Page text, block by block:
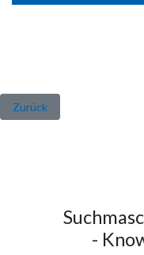
Vorheriger Beitrag: SEO
Zurück
-